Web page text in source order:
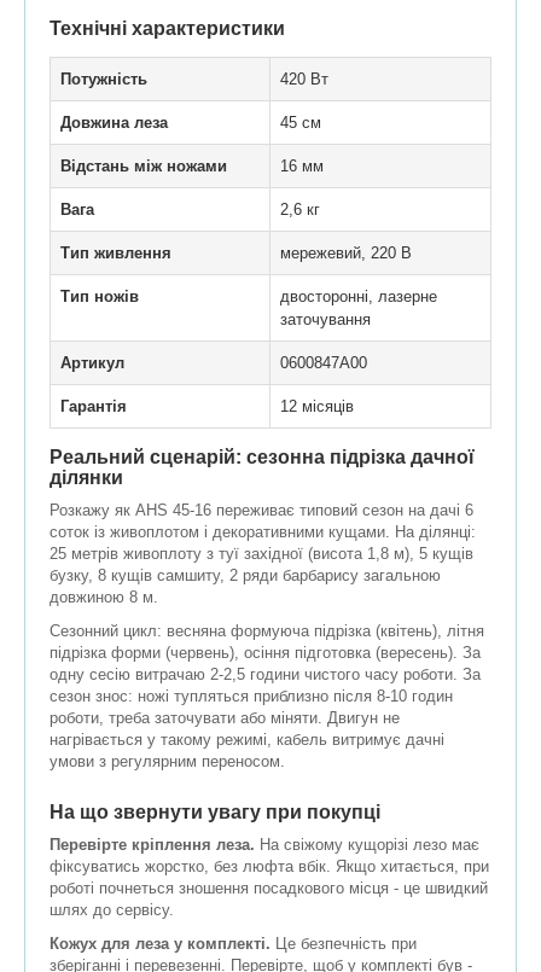
Технічні характеристики
Потужність 420 Вт
Довжина леза 45 см
Відстань між ножами 16 мм
Вага 2,6 кг
Тип живлення мережевий, 220 В
Тип ножів
двосторонні, лазерне
заточування
Артикул 0600847A00
Гарантія 12 місяців
Реальний сценарій: сезонна підрізка дачної
ділянки
Розкажу як AHS 45-16 переживає типовий сезон на дачі 6
соток із живоплотом і декоративними кущами. На ділянці:
25 метрів живоплоту з туї західної (висота 1,8 м), 5 кущів
бузку, 8 кущів самшиту, 2 ряди барбарису загальною
довжиною 8 м.
Сезонний цикл: весняна формуюча підрізка (квітень), літня
підрізка форми (червень), осіння підготовка (вересень). За
одну сесію витрачаю 2-2,5 години чистого часу роботи. За
сезон знос: ножі тупляться приблизно після 8-10 годин
роботи, треба заточувати або міняти. Двигун не
нагрівається у такому режимі, кабель витримує дачні
умови з регулярним переносом.
На що звернути увагу при покупці
Перевірте кріплення леза. На свіжому кущорізі лезо має
фіксуватись жорстко, без люфта вбік. Якщо хитається, при
роботі почнеться зношення посадкового місця - це швидкий
шлях до сервісу.
Кожух для леза у комплекті. Це безпечність при
зберіганні і перевезенні. Перевірте, щоб у комплекті був -